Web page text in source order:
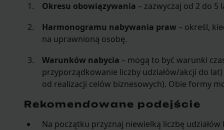
Okresu obowiązywania – zazwyczaj od 2 do 5
Harmonogramu nabywania praw – określ,
na uprawnioną osobę.
Warunków nabycia – mogą to być warunki
przyporządkowanie liczby udziałów/akcji do
od realizacji celów biznesowych). Obie formy
Rekomendowane podejście
Na początku przyznaj niewielką liczbę udziałów